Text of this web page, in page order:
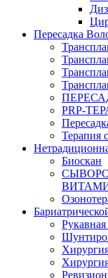
Пересадка
PRP-
Терапия
Биоскан
Рукавная